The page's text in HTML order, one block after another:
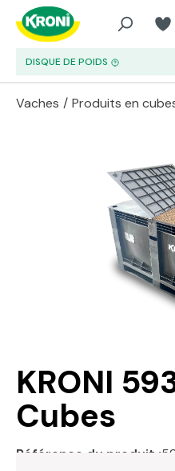
Aller au contenu principal
DISQUE DE POIDS
Vaches / Produits en
Passer la galerie d'images
KRONI
Cubes
Référence du produit :